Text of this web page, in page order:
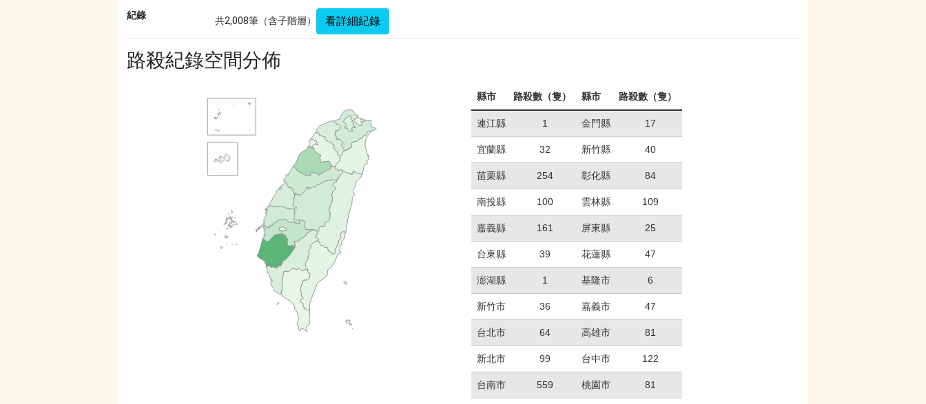
紀錄 共2,008筆（含子階層） 看詳細紀錄
路殺紀錄空間分佈
縣市 路殺數（隻） 縣市 路殺數（隻）
連江縣 1 金門縣 17
宜蘭縣 32 新竹縣 40
苗栗縣 254 彰化縣 84
南投縣 100 雲林縣 109
嘉義縣 161 屏東縣 25
台東縣 39 花蓮縣 47
澎湖縣 1 基隆市 6
新竹市 36 嘉義市 47
台北市 64 高雄市 81
新北市 99 台中市 122
台南市 559 桃園市 81